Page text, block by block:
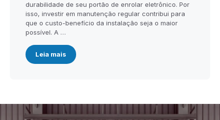
durabilidade de seu portão de enrolar eletrônico. Por
isso, investir em manutenção regular contribui para
que o custo-benefício da instalação seja o maior
possível. A …
Leia mais